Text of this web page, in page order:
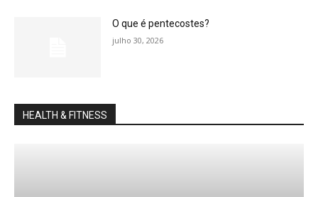
O que é pentecostes?
julho 30, 2026
HEALTH & FITNESS